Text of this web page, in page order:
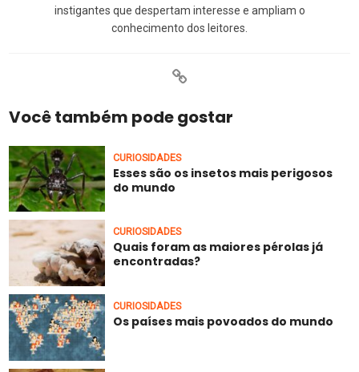
instigantes que despertam interesse e ampliam o
conhecimento dos leitores.
Você também pode gostar
CURIOSIDADES
Esses são os insetos mais perigosos
do mundo
CURIOSIDADES
Quais foram as maiores pérolas já
encontradas?
CURIOSIDADES
Os países mais povoados do mundo